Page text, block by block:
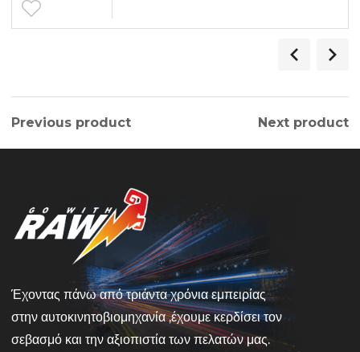
Previous product Next product
Έχοντας πάνω από τριάντα χρόνια εμπειρίας
στην αυτοκινητοβιομηχανία ,έχουμε κερδίσει τον
σεβασμό και την αξιοπιστία των πελατών μας.